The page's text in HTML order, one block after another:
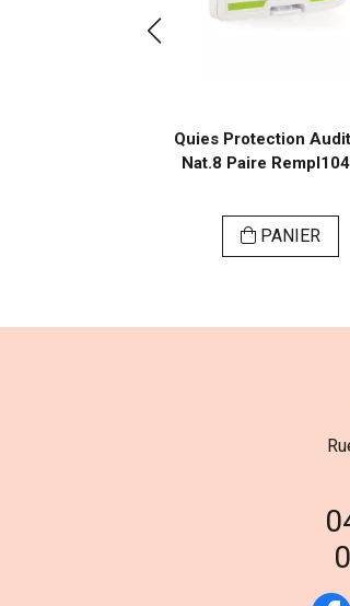
Quies Protection
Nat.8 Paire
PANIER